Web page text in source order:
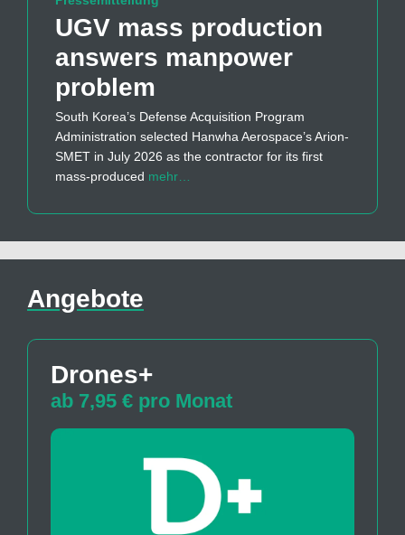
UGV mass production
answers manpower
problem
South Korea’s Defense Acquisition Program
Administration selected Hanwha Aerospace’s Arion-
SMET in July 2026 as the contractor for its first
mass-produced mehr…
Angebote
Drones+
ab 7,95 € pro Monat